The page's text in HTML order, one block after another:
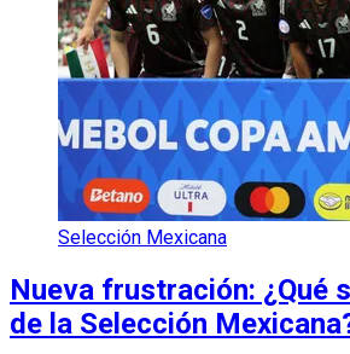
Selección Mexicana
Nueva frustración: ¿Qué
de la Selección